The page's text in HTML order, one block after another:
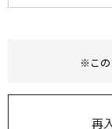
※この
再